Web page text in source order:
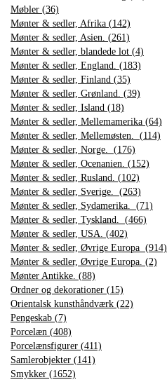
Møbler (36)
Mønter & sedler, Afrika (142)
Mønter & sedler, Asien. (261)
Mønter & sedler, blandede lot (4)
Mønter & sedler, England. (183)
Mønter & sedler, Finland (35)
Mønter & sedler, Grønland. (39)
Mønter & sedler, Island (18)
Mønter & sedler, Mellemamerika (64)
Mønter & sedler, Mellemøsten. (114)
Mønter & sedler, Norge. (176)
Mønter & sedler, Ocenanien. (152)
Mønter & sedler, Rusland. (102)
Mønter & sedler, Sverige. (263)
Mønter & sedler, Sydamerika. (71)
Mønter & sedler, Tyskland. (466)
Mønter & sedler, USA. (402)
Mønter & sedler, Øvrige Europa (914)
Mønter & sedler, Øvrige Europa. (2)
Mønter Antikke. (88)
Ordner og dekorationer (15)
Orientalsk kunsthåndværk (22)
Pengeskab (7)
Porcelæn (408)
Porcelænsfigurer (411)
Samlerobjekter (141)
Smykker (1652)